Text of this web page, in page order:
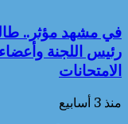
في مشهد مؤثر..
رئيس اللجنة
الامتحانات
منذ 3 أسابيع